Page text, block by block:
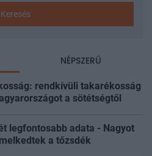
Keresés
NÉPSZERŰ
rendkívüli takarékosság
a sötétségtől
legfontosabb adata - Nagyot
a tőzsdék